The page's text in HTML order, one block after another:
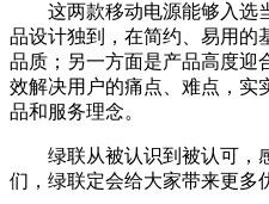
这两款移动电源能够入选
品设计独到，在简约、易用的
品质；另一方面是产品高度迎
效解决用户的痛点、难点，实
品和服务理念。
绿联从被认识到被认可，
们，绿联定会给大家带来更多